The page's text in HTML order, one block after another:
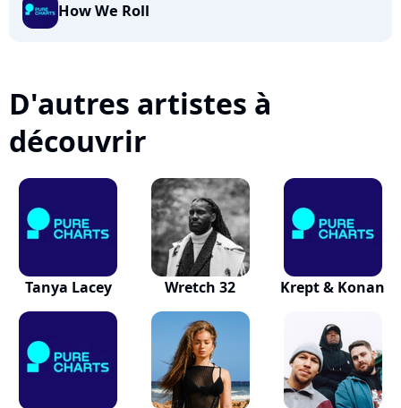
How We Roll
D'autres artistes à
découvrir
Tanya Lacey Wretch 32 Krept & Konan